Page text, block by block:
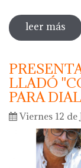
leer más
2019
LLADÓ
PARA
Viernes 12 de